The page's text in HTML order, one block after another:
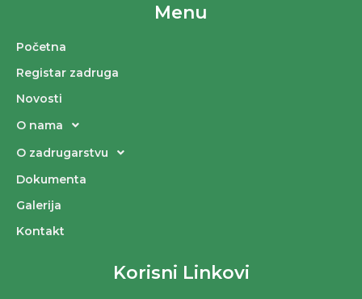
Menu
Početna
Registar zadruga
Novosti
O nama
O zadrugarstvu
Dokumenta
Galerija
Kontakt
Korisni Linkovi